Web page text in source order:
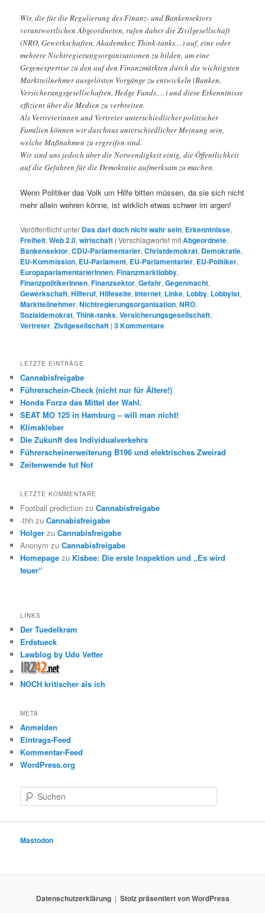
Wir, die für die Regulierung des Finanz- und Bankensektors
verantwortlichen Abgeordneten, rufen daher die Zivilgesellschaft
(NRO, Gewerkschaften, Akademiker, Think-tanks…) auf, eine oder
mehrere Nichtregierungsorganisationen zu bilden, um eine
Gegenexpertise zu den auf den Finanzmärkten durch die wichtigsten
Marktteilnehmer ausgelösten Vorgänge zu entwickeln (Banken,
Versicherungsgesellschaften, Hedge Funds,…) und diese Erkenntnisse
effizient über die Medien zu verbreiten.
Als Vertreterinnen und Vertreter unterschiedlicher politischer
Familien können wir durchaus unterschiedlicher Meinung sein,
welche Maßnahmen zu ergreifen sind.
Wir sind uns jedoch über die Notwendigkeit einig, die Öffentlichkeit
auf die Gefahren für die Demokratie aufmerksam zu machen.
Wenn Politiker das Volk um Hilfe bitten müssen, da sie sich nicht
mehr allein wehren könne, ist wirklich etwas schwer im argen!
Veröffentlicht unter Das darf doch nicht wahr sein, Erkenntnisse,
Freiheit,Web 2.0,wirtschaft |Verschlagwortet mitAbgeordnete,
Bankensektor,CDU-Parlamentarier,Christdemokrat, Demokratie,
EU-Kommission, EU-Parlament, EU-Parlamentarier, EU-Politiker,
EuropaparlamentarierInnen,Finanzmarktlobby,
FinanzpolitikerInnen,Finanzsektor,Gefahr,Gegenmacht,
Gewerkschaft,Hilferuf,Hilfeseite,Internet, Linke, Lobby, Lobbyist,
Marktteilnehmer,Nichtregierungsorganisation,NRO,
Sozialdemokrat,Think-tanks,Versicherungsgesellschaft,
Vertreter,Zivilgesellschaft |3Kommentare
LETZTE EINTRÄGE
Cannabisfreigabe
Führerschein-Check (nicht nur für Ältere!)
Honda Forza das Mittel der Wahl.
SEAT MO 125 in Hamburg – will man nicht!
Klimakleber
Die Zukunft des Individualverkehrs
Führerscheinerweiterung B196 und elektrisches Zweirad
Zeitenwende tut Not
LETZTE KOMMENTARE
Football prediction zuCannabisfreigabe
-thh zuCannabisfreigabe
Holger zuCannabisfreigabe
Anonym zuCannabisfreigabe
Homepage zu Kisbee: Die erste Inspektion und „Es wird
teuer“
LINKS
Der Tuedelkram
Erdstueck
Lawblog by Udo Vetter
NOCH kritischer als ich
META
Anmelden
Eintrags-Feed
Kommentar-Feed
WordPress.org
u
e
Mastodon
Datenschutzerklärung Stolz präsentiert von WordPress